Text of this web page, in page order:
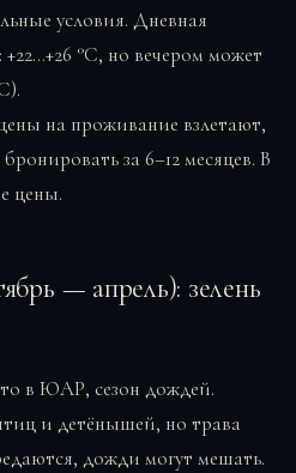
условия. Дневная
°C, но вечером может
на проживание взлетают,
за 6–12 месяцев. В
цены.
— апрель): зелень
в ЮАР, сезон дождей.
и детёнышей, но трава
дожди могут мешать.